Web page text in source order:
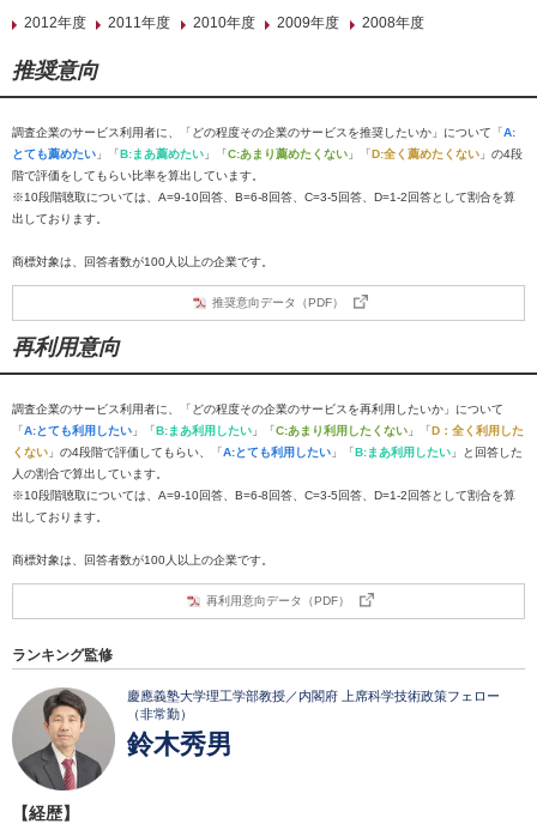
2012年度
2011年度 2010年度 2009年度 2008年度
推奨意向
調査企業のサービス利用者に、「どの程度その企業のサービスを推奨したいか」について「A:
とても薦めたい 」「B:まあ薦めたい 」「C:あまり薦めたくない 」「D:全く薦めたくない 」の4段
階で評価をしてもらい比率を算出しています。
※10段階聴取については、A=9-10回答、B=6-8回答、C=3-5回答、D=1-2回答として割合を算
出しております。
商標対象は、回答者数が100人以上の企業です。
推奨意向データ（PDF）
再利用意向
調査企業のサービス利用者に、「どの程度その企業のサービスを再利用したいか」について
「A:とても利用したい 」「B:まあ利用したい 」「C:あまり利用したくない 」「D：全く利用した
くない 」の4段階で評価してもらい、「A:とても利用したい 」「B:まあ利用したい 」と回答した
人の割合で算出しています。
※10段階聴取については、A=9-10回答、B=6-8回答、C=3-5回答、D=1-2回答として割合を算
出しております。
商標対象は、回答者数が100人以上の企業です。
再利用意向データ（PDF）
ランキング監修
慶應義塾大学理工学部教授／内閣府 上席科学技術政策フェロー
（非常勤）
鈴木秀男
【経歴】